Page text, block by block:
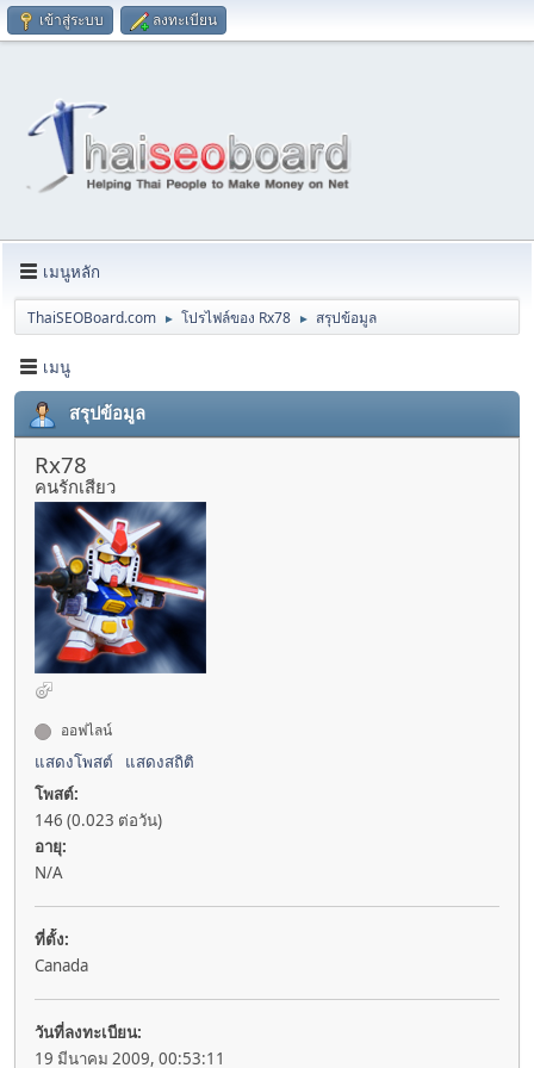
เข้าสู่ระบบ ลงทะเบียน
เมนูหลัก
ThaiSEOBoard.com ► โปรไฟล์ของ Rx78 ► สรุปข้อมูล
เมนู
สรุปข้อมูล
Rx78
คนรักเสียว
ออฟไลน์
แสดงโพสต์
แสดงสถิติ
โพสต์:
146 (0.023 ต่อวัน)
อายุ:
N/A
ที่ตั้ง:
Canada
วันที่ลงทะเบียน:
19 มีนาคม 2009, 00:53:11